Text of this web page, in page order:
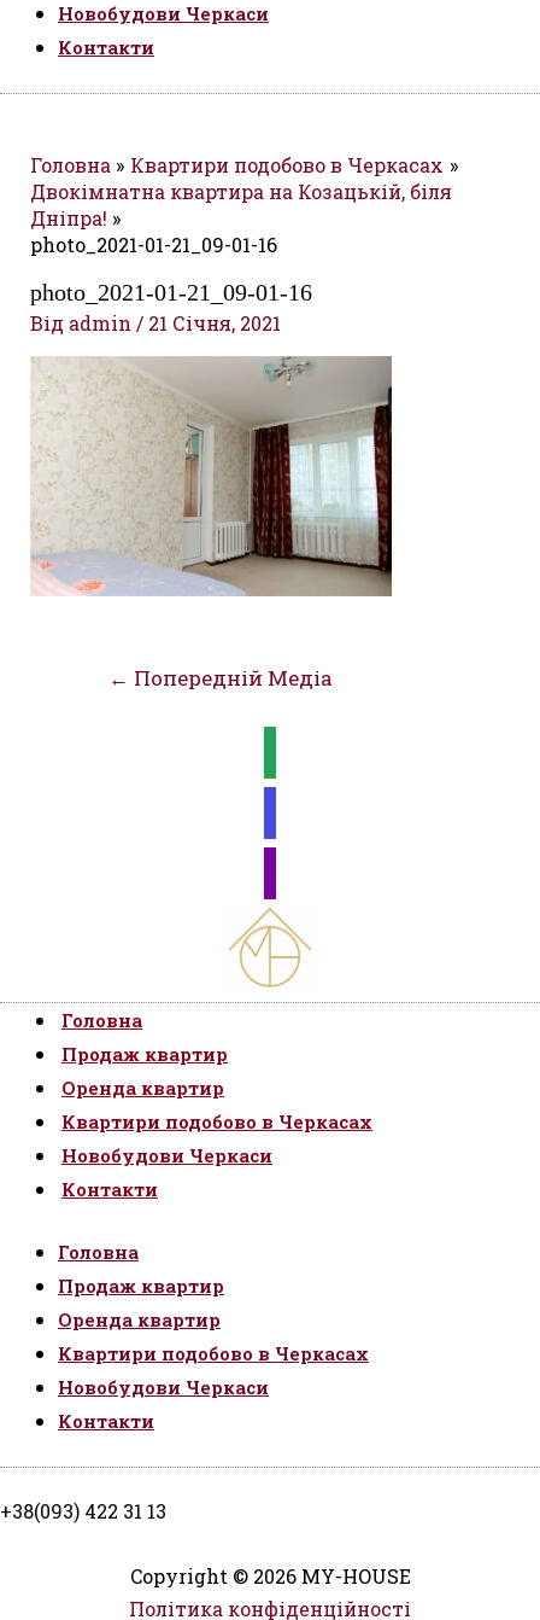
Новобудови Черкаси
Контакти
Головна
Квартири подобово в Черкасах
Двокімнатна квартира на Козацькій, біля
Дніпра!
photo_2021-01-21_09-01-16
photo_2021-01-21_09-01-16
Від admin / 21 Січня, 2021
Навігація
← Попередній Медіа
Головна
Продаж квартир
Оренда квартир
Квартири подобово в Черкасах
Новобудови Черкаси
Контакти
Головна
Продаж квартир
Оренда квартир
Квартири подобово в Черкасах
Новобудови Черкаси
Контакти
+38(093) 422 31 13
Copyright © 2026 MY-HOUSE
Політика конфіденційності